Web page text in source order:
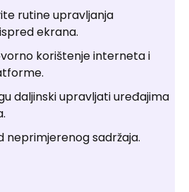
rutine upravljanja
ekrana.
korištenje interneta i
daljinski upravljati uređajima
neprimjerenog sadržaja.